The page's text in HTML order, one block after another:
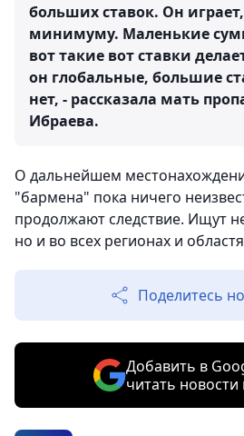
больших ставок. Он
минимуму. Маленькие
вот такие вот ставки
он глобальные, большие
нет, - рассказала мать
Ибраева.
О дальнейшем
"бармена" пока ничего
продолжают следствие. Ищут
но и во всех регионах и
Поделитесь
Добавить в
читать